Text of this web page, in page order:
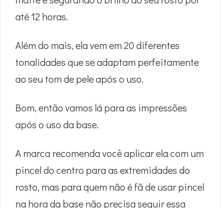
até 12 horas.
Além do mais, ela vem em 20 diferentes
tonalidades que se adaptam perfeitamente
ao seu tom de pele após o uso.
Bom, então vamos lá para as impressões
após o uso da base.
A marca recomenda você aplicar ela com um
pincel do centro para as extremidades do
rosto, mas para quem não é fã de usar pincel
na hora da base não precisa seguir essa